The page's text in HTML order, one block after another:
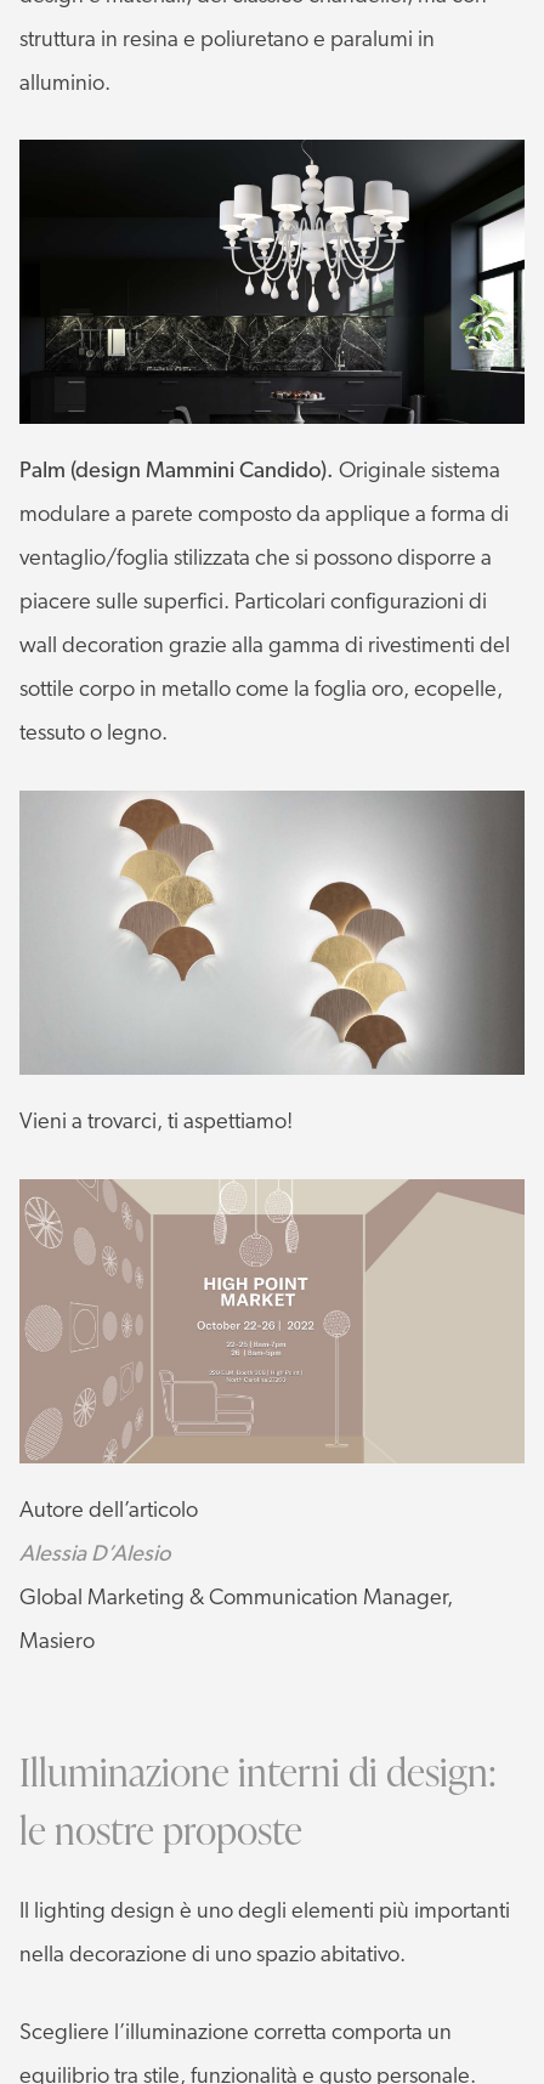
struttura in resina e poliuretano e paralumi in
alluminio.
Palm (design Mammini Candido). Originale sistema
modulare a parete composto da applique a forma di
ventaglio/foglia stilizzata che si possono disporre a
piacere sulle superfici. Particolari configurazioni di
wall decoration grazie alla gamma di rivestimenti del
sottile corpo in metallo come la foglia oro, ecopelle,
tessuto o legno.
Vieni a trovarci, ti aspettiamo!
Autore dell’articolo
Alessia D’Alesio
Global Marketing & Communication Manager,
Masiero
Illuminazione interni di design:
le nostre proposte
Il lighting design è uno degli elementi più importanti
nella decorazione di uno spazio abitativo.
Scegliere l’illuminazione corretta comporta un
equilibrio tra stile, funzionalità e gusto personale.